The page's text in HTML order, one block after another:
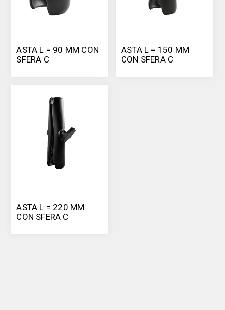
ASTA L = 90 MM CON
SFERA C
ASTA L = 150 MM
CON SFERA C
ASTA L = 220 MM
CON SFERA C